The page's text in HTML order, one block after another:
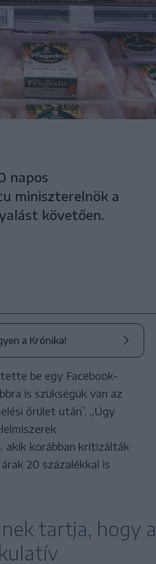
napos
miniszterelnök a
követően.
a Krónika!
be egy Facebook-
is szükségük van az
őrület után”. „Úgy
akik korábban kritizálták
20 százalékkal is
tartja, hogy a